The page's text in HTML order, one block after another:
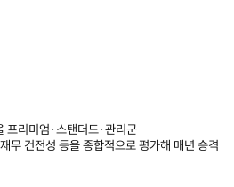
프리미엄·스탠더드·관리군
무 건전성 등을 종합적으로 평가해 매년 승격